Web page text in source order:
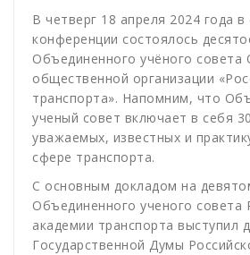
В четверг 18 апреля 2024 года
конференции состоялось
Объединенного учёного совета
общественной организации
транспорта». Напомним, что
ученый совет включает в себя
уважаемых, известных и
сфере транспорта.
С основным докладом на
Объединенного ученого совета
академии транспорта выступил
Государственной Думы